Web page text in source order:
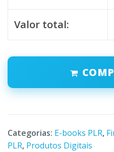
Valor total:
Categorias: E-books PLR,
PLR, Produtos Digitais